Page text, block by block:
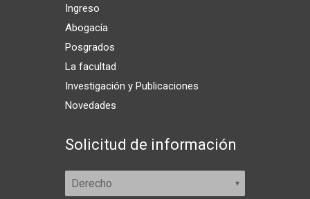
Ingreso
Abogacía
Posgrados
La facultad
Investigación y Publicaciones
Novedades
Solicitud de información